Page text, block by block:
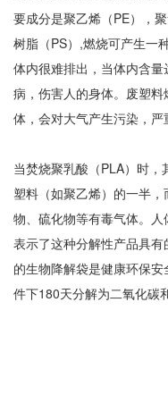
要成分是聚乙烯（PE），
树脂（PS）,燃烧可产生一
体内很难排出，当体内含
病，伤害人的身体。废塑
体，会对大气产生污染，严
当焚烧聚乳酸（PLA）时
塑料（如聚乙烯）的一半
物、硫化物等有毒气体。
表示了这种分解性产品具
的生物降解袋是健康环保
件下180天分解为二氧化碳